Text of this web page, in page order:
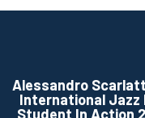
Pache Batteria A
Alessandro
International Jazz
Student In Action